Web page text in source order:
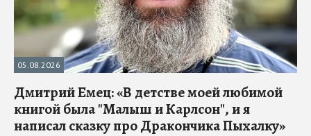
05.08.2026
Дмитрий Емец: «В детстве моей любимой
книгой была "Малыш и Карлсон", и я
написал сказку про Дракончика Пыхалку»